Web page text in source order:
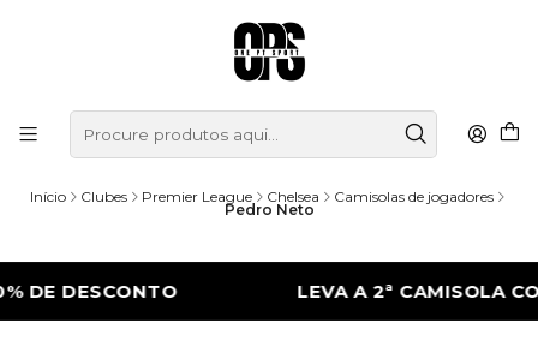
Início Clubes Premier League Chelsea Camisolas de jogadores
Pedro Neto
DE DESCONTO LEVA A 2ª CAMISOLA